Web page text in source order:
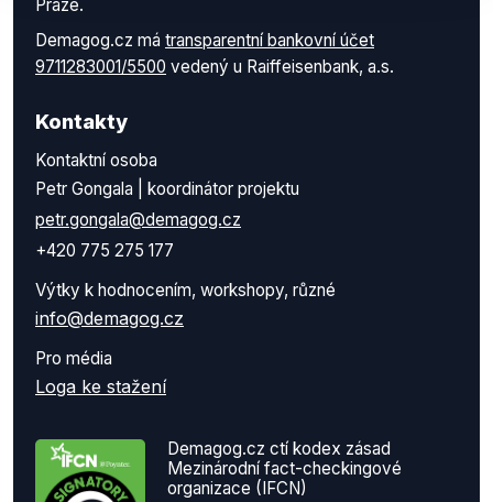
Praze.
Demagog.cz má transparentní bankovní účet
9711283001/5500 vedený u Raiffeisenbank, a.s.
Kontakty
Kontaktní osoba
Petr Gongala | koordinátor projektu
petr.gongala@demagog.cz
+420 775 275 177
Výtky k hodnocením, workshopy, různé
info@demagog.cz
Pro média
Loga ke stažení
Demagog.cz ctí kodex zásad
Mezinárodní fact-checkingové
organizace (IFCN)